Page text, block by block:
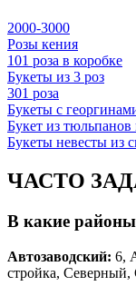
2000-3000
Розы кения
101 роза в коробке
Букеты из 3 роз
301 роза
Букеты с
Букет из тюльпанов
Букеты невесты из
ЧАСТО
В какие районы
Автозаводский: 6,
стройка,